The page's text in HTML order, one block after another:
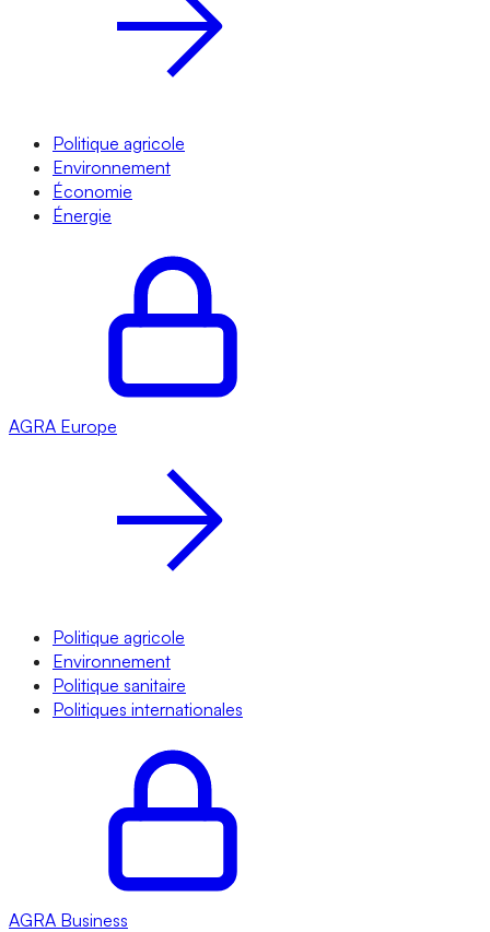
Politique agricole
Environnement
Économie
Énergie
AGRA Europe
Politique agricole
Environnement
Politique sanitaire
Politiques internationales
AGRA Business